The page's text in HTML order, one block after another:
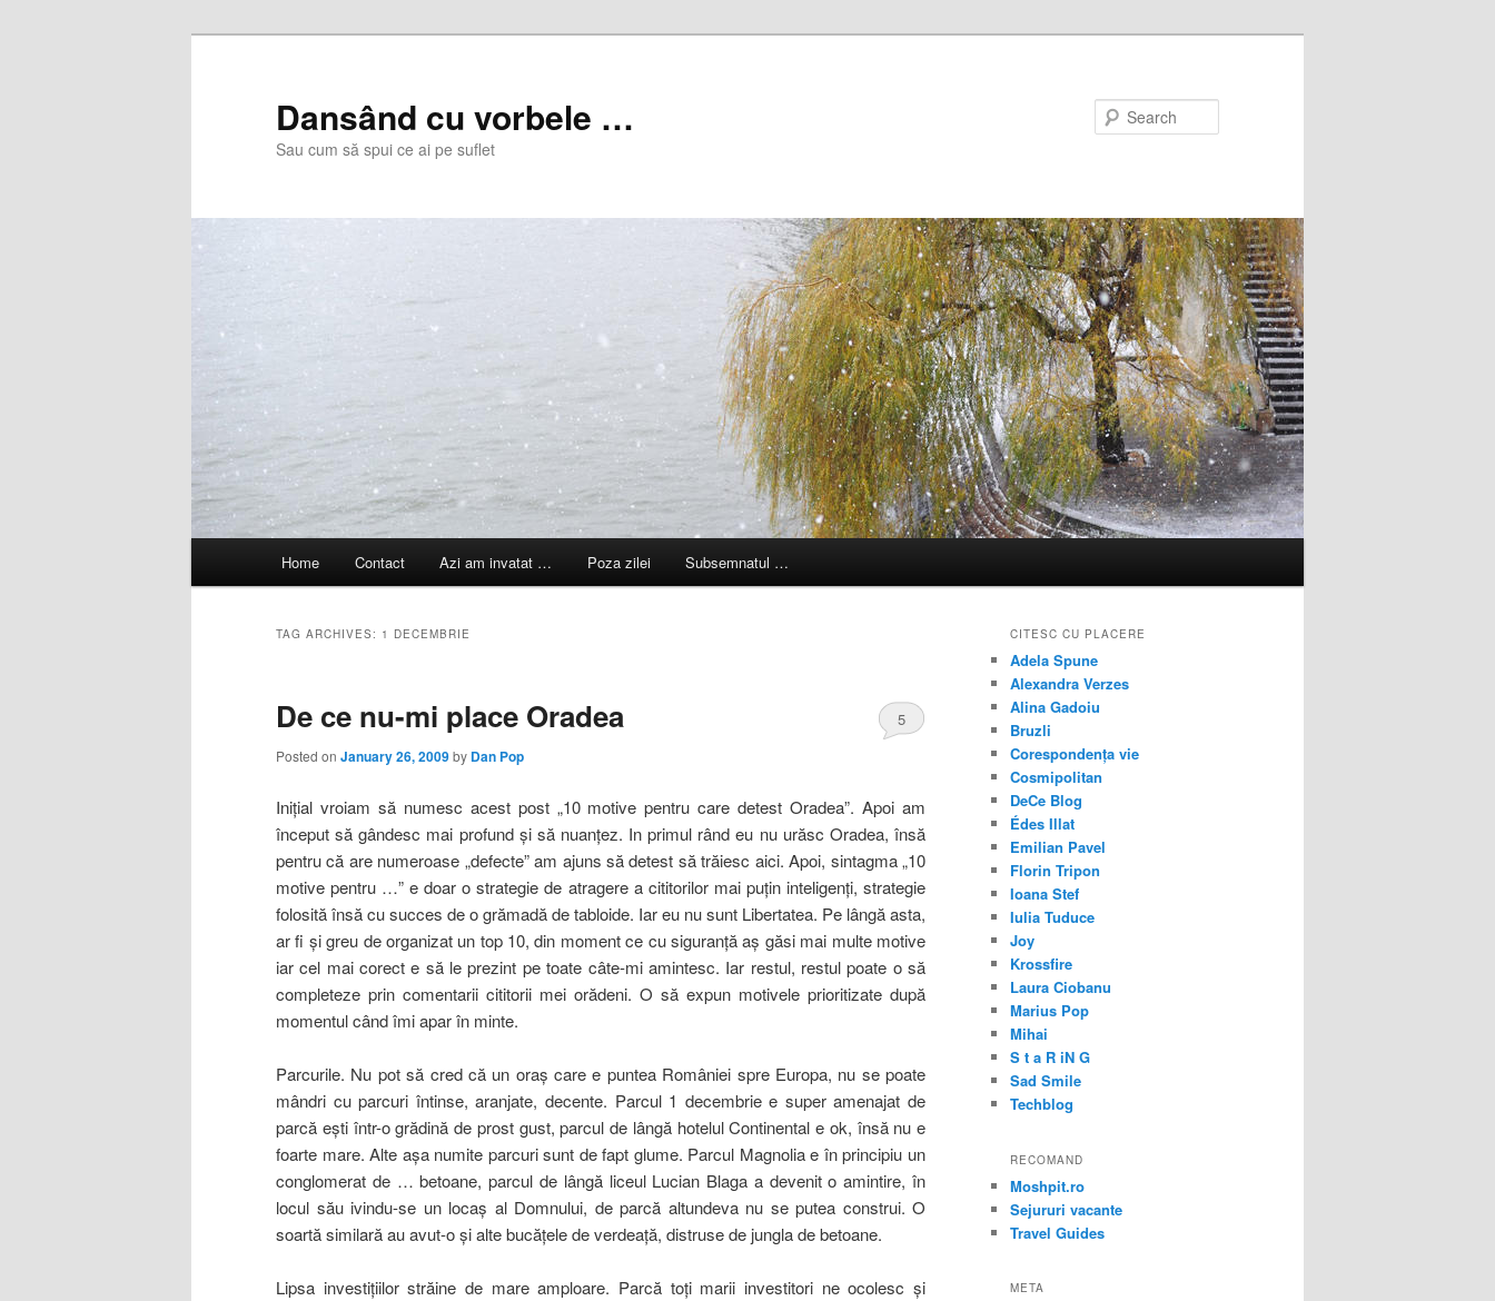
Dansând cu vorbele …
Sau cum să spui ce ai pe suflet
Home Contact Azi am invatat … Poza zilei Subsemnatul …
TAG ARCHIVES: 1 DECEMBRIE
De ce nu-mi place Oradea
Posted on January 26, 2009by Dan Pop
5
Iniţial vroiam să numesc acest post „10 motive pentru care detest Oradea”. Apoi am
început să gândesc mai profund şi să nuanţez. In primul rând eu nu urăsc Oradea, însă
pentru că are numeroase „defecte” am ajuns să detest să trăiesc aici. Apoi, sintagma „10
motive pentru …” e doar o strategie de atragere a cititorilor mai puţin inteligenţi, strategie
folosită însă cu succes de o grămadă de tabloide. Iar eu nu sunt Libertatea. Pe lângă asta,
ar fi şi greu de organizat un top 10, din moment ce cu siguranţă aş găsi mai multe motive
iar cel mai corect e să le prezint pe toate câte-mi amintesc. Iar restul, restul poate o să
completeze prin comentarii cititorii mei orădeni. O să expun motivele prioritizate după
momentul când îmi apar în minte.
Parcurile. Nu pot să cred că un oraş care e puntea României spre Europa, nu se poate
mândri cu parcuri întinse, aranjate, decente. Parcul 1 decembrie e super amenajat de
parcă eşti într-o grădină de prost gust, parcul de lângă hotelul Continental e ok, însă nu e
foarte mare. Alte aşa numite parcuri sunt de fapt glume. Parcul Magnolia e în principiu un
conglomerat de … betoane, parcul de lângă liceul Lucian Blaga a devenit o amintire, în
locul său ivindu-se un locaş al Domnului, de parcă altundeva nu se putea construi. O
soartă similară au avut-o şi alte bucăţele de verdeaţă, distruse de jungla de betoane.
Lipsa investiţiilor străine de mare amploare. Parcă toţi marii investitori ne ocolesc şi
CITESC CU PLACERE
Adela Spune
Alexandra Verzes
Alina Gadoiu
Bruzli
Corespondența vie
Cosmipolitan
DeCe Blog
Édes Illat
Emilian Pavel
Florin Tripon
Ioana Stef
Iulia Tuduce
Joy
Krossfire
Laura Ciobanu
Marius Pop
Mihai
S t a R iN G
Sad Smile
Techblog
RECOMAND
Moshpit.ro
Sejururi vacante
Travel Guides
META